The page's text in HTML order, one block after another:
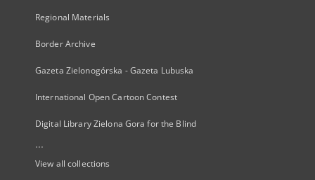
Regional Materials
Border Archive
Gazeta Zielonogórska - Gazeta Lubuska
International Open Cartoon Contest
Digital Library Zielona Gora for the Blind
...
View all collections